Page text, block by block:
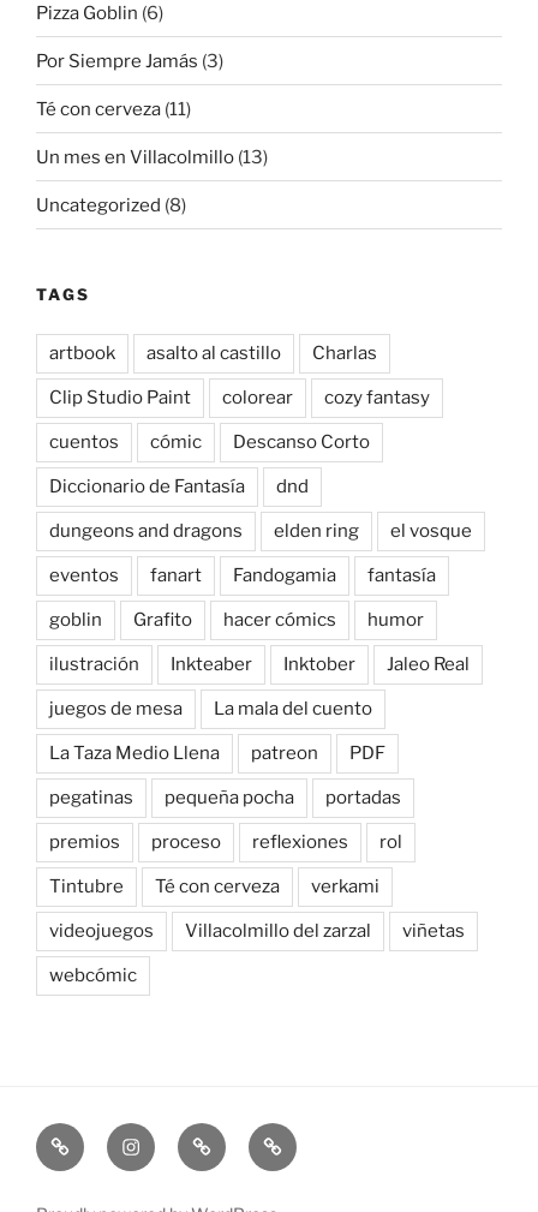
Pizza Goblin (6)
Por Siempre Jamás (3)
Té con cerveza (11)
Un mes en Villacolmillo (13)
Uncategorized (8)
TAGS
artbook asalto al castillo Charlas
Clip Studio Paint colorear cozy fantasy
cuentos cómic Descanso Corto
Diccionario de Fantasía dnd
dungeons and dragons elden ring el vosque
eventos fanart Fandogamia fantasía
goblin Grafito hacer cómics humor
ilustración Inkteaber Inktober Jaleo Real
juegos de mesa La mala del cuento
La Taza Medio Llena patreon PDF
pegatinas pequeña pocha portadas
premios proceso reflexiones rol
Tintubre Té con cerveza verkami
videojuegos Villacolmillo del zarzal viñetas
webcómic
NewsletterInstagramBluesky Patreon